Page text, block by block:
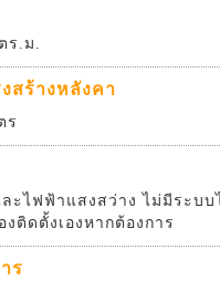
ร.ม.
สร้างหลังคา
ร
ะไฟฟ้าแสงสว่าง ไม่มีระบ
ติดตั้งเองหากต้องการ
ร